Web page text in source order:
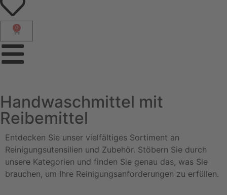
0
Handwaschmittel mit
Reibemittel
Entdecken Sie unser vielfältiges Sortiment an
Reinigungsutensilien und Zubehör. Stöbern Sie durch
unsere Kategorien und finden Sie genau das, was Sie
brauchen, um Ihre Reinigungsanforderungen zu erfüllen.